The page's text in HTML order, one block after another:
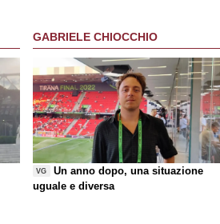
GABRIELE CHIOCCHIO
VG
Un anno dopo, una situazione
uguale e diversa